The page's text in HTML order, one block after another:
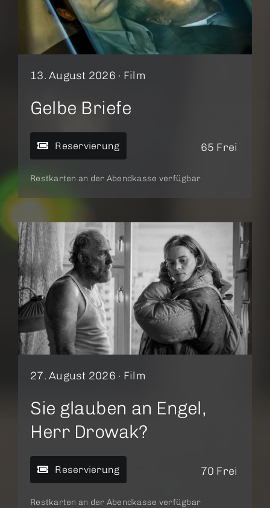
13. August 2026 · Film
Gelbe Briefe
Reservierung 65 Frei
Restkarten an der Abendkasse verfügbar
27. August 2026 · Film
Sie glauben an Engel,
Herr Drowak?
Reservierung 70 Frei
Restkarten an der Abendkasse verfügbar